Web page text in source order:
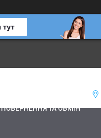
ПОВЕРНЕННЯ ТА ОБМІН